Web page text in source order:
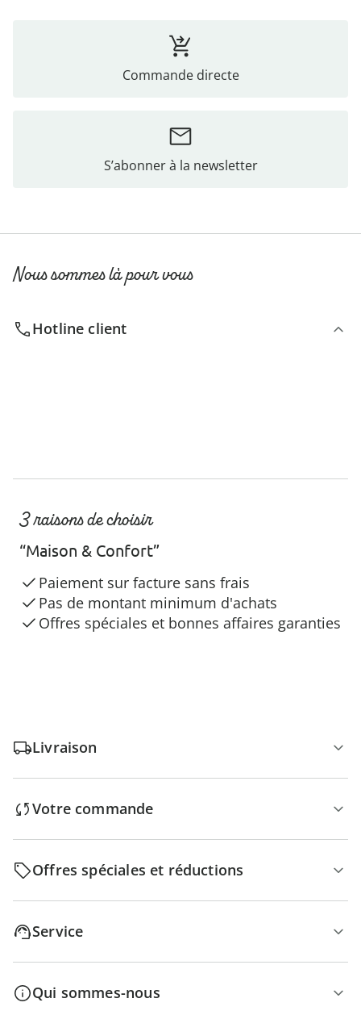
Commande directe
S’abonner à la newsletter
Nous sommes là pour vous
Hotline client
3 raisons de choisir
“Maison & Confort”
Paiement sur facture sans frais
Pas de montant minimum d'achats
Offres spéciales et bonnes affaires garanties
Livraison
Votre commande
Offres spéciales et réductions
Service
Qui sommes-nous